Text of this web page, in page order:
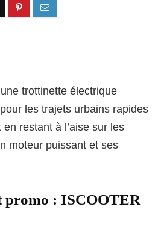
trottinette électrique
les trajets urbains rapides
restant à l’aise sur les
moteur puissant et ses
promo : ISCOOTER